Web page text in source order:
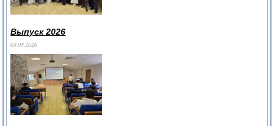
Выпуск 2026
03.08.2026